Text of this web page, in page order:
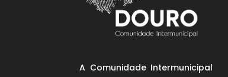
A Comunidade Intermunicipal